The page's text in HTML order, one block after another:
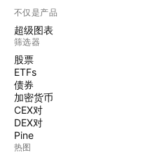
不仅是产品
超级图表
筛选器
股票
ETFs
债券
加密货币
CEX对
DEX对
Pine
热图